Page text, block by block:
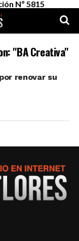
Nº 5815
"BA Creativa"
renovar su